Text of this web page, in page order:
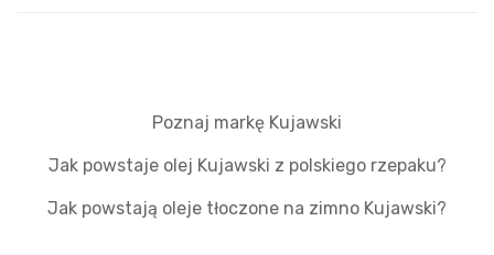
Poznaj markę Kujawski
Jak powstaje olej Kujawski z polskiego rzepaku?
Jak powstają oleje tłoczone na zimno Kujawski?